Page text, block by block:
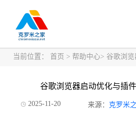
当前位置： 首页 > 帮助中心> 谷歌浏览器
谷歌浏览器启动优化与插
2025-11-20 来源： 克罗米